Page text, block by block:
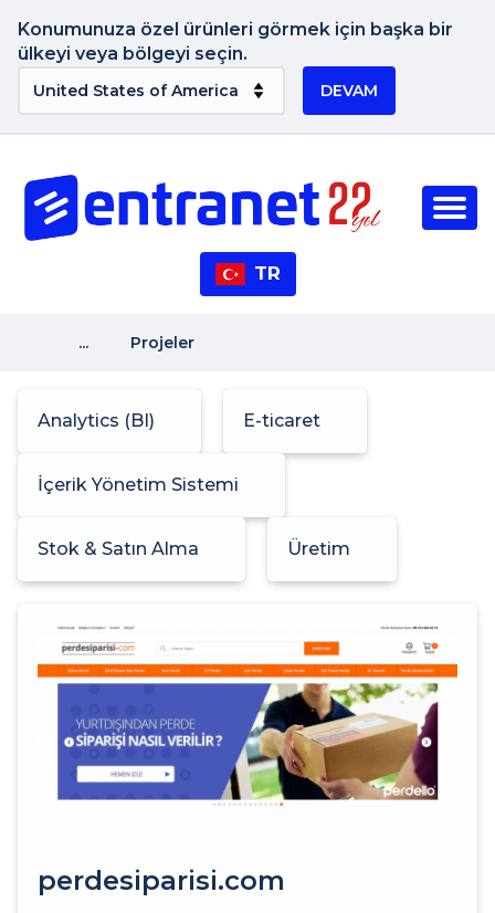
Konumunuza özel ürünleri görmek için başka bir
ülkeyi veya bölgeyi seçin.
DEVAM
TR
... Projeler
Analytics (BI) E-ticaret
İçerik Yönetim Sistemi
Stok & Satın Alma Üretim
perdesiparisi.com